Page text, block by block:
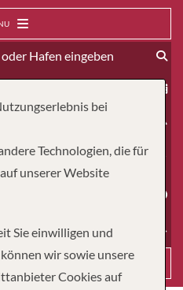
bei
Technologien, die für
unserer Website
Sie einwilligen und
wir sowie unsere
Cookies auf